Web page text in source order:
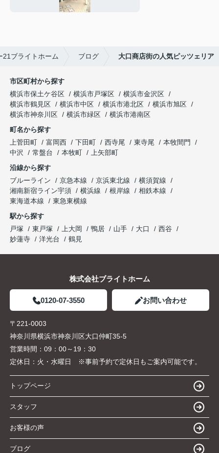
ブライトホーム ブログ 大口商店街の人気ピッツェリア
市区町村から探す
横浜市保土ケ谷区
横浜市戸塚区
横浜市金沢区
横浜市鶴見区
横浜市中区 横浜市港北区
横浜市旭区
横浜市神奈川区
横浜市緑区
横浜市港南区
町名から探す
上菅田町
富岡西 下田町 西寺尾 東寺尾
本牧間門
中沢
常盤台 本牧町
上矢部町
沿線から探す
ブルーライン
京急本線 京浜東北線
横須賀線
湘南新宿ライン宇須
横浜線 根岸線
相鉄本線
東海道本線
東急東横線
駅から探す
戸塚
東戸塚 上大岡 鴨居 山手 大口
西谷
妙蓮寺
洋光台 鶴見
株式会社ブライトホーム
0120-07-3550 お問い合わせ
〒221-0003
神奈川県横浜市神奈川区大口仲町35-5
営業時間： 09：00～19：30
定休日： 火・水曜日 ※事前予約で定休日もご案内可能です。
トップページ
スタッフ
お客様の声
ブログ